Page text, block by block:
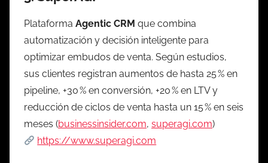
Plataforma Agentic CRM que combina
automatización y decisión inteligente para
optimizar embudos de venta. Según estudios,
sus clientes registran aumentos de hasta 25 % en
pipeline, +30 % en conversión, +20 % en LTV y
reducción de ciclos de venta hasta un 15 % en seis
meses (businessinsider.com, superagi.com)
https://www.superagi.com